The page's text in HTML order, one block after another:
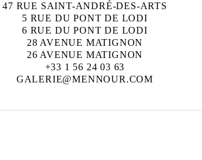
47 RUE SAINT-ANDRÉ-DES-ARTS
5 RUE DU PONT DE LODI
6 RUE DU PONT DE LODI
28 AVENUE MATIGNON
26 AVENUE MATIGNON
+33 1 56 24 03 63
GALERIE@MENNOUR.COM